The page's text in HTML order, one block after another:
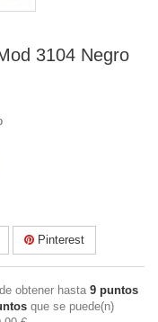
3104 Negro
Pinterest
obtener hasta 9 puntos
que se puede(n)